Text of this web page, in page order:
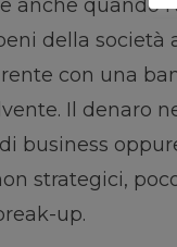
anche quando
della
con una
Il denaro
business
strategici,
up.